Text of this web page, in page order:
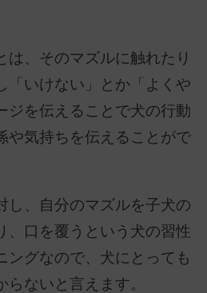
は、そのマズルに触れたり
「いけない」とか「よくや
ジを伝えることで犬の行動
や気持ちを伝えることがで
し、自分のマズルを子犬の
、口を覆うという犬の習性
ングなので、犬にとっても
ないと言えます。